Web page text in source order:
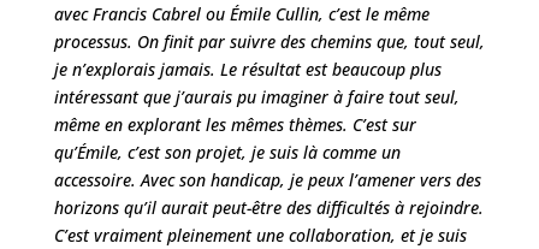
avec Francis Cabrel ou Émile Cullin, c’est le même
processus. On finit par suivre des chemins que, tout seul,
je n’explorais jamais. Le résultat est beaucoup plus
intéressant que j’aurais pu imaginer à faire tout seul,
même en explorant les mêmes thèmes. C’est sur
qu’Émile, c’est son projet, je suis là comme un
accessoire. Avec son handicap, je peux l’amener vers des
horizons qu’il aurait peut-être des difficultés à rejoindre.
C’est vraiment pleinement une collaboration, et je suis